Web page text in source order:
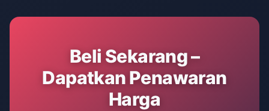
Beli Sekarang –
Dapatkan Penawaran
Harga